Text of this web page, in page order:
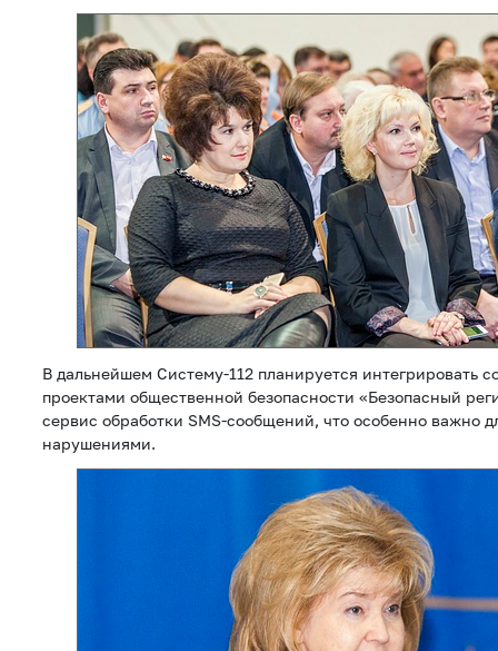
В дальнейшем Систему-112 планируется интегрировать
проектами общественной безопасности «Безопасный
сервис обработки SMS-сообщений, что особенно важно
нарушениями.